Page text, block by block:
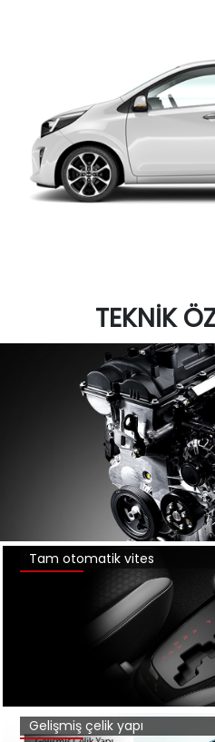
TEKNİK
Tam otomatik vites
Gelişmiş çelik yapı